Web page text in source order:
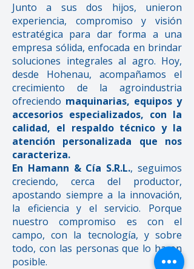
Junto a sus dos hijos, unieron
experiencia, compromiso y visión
estratégica para dar forma a una
empresa sólida, enfocada en brindar
soluciones integrales al agro. Hoy,
desde Hohenau, acompañamos el
crecimiento de la agroindustria
ofreciendo maquinarias, equipos y
accesorios especializados, con la
calidad, el respaldo técnico y la
atención personalizada que nos
caracteriza.
En Hamann & Cía S.R.L., seguimos
creciendo, cerca del productor,
apostando siempre a la innovación,
la eficiencia y el servicio. Porque
nuestro compromiso es con el
campo, con la tecnología, y sobre
todo, con las personas que lo hacen
posible.